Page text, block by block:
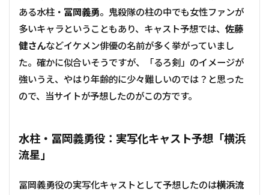
ある水柱・ 冨岡義勇。鬼殺隊の柱の中でも女性ファンが
多いキャラということもあり、キャスト予想では、 佐藤
健さんなどイケメン俳優の名前が多く挙がっていまし
た。確かに似合いそうですが、「るろ剣」のイメージが
強いうえ、やはり年齢的に少々難しいのでは？と思った
ので、当サイトが予想したのがこの方です。
水柱・冨岡義勇役：実写化キャスト予想「横浜
流星」
冨岡義勇役の実写化キャストとして予想したのは横浜流